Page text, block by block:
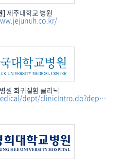
] 제주대학교 병원
원 희귀질환 클리닉
https://www.kuh.ac.kr/medical/dept/clinicIntro.do?dept_cd=300344